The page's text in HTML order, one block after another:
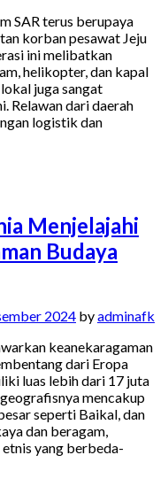
SAR terus berupaya
korban pesawat Jeju
ini melibatkan
helikopter, dan kapal
juga sangat
Relawan dari daerah
logistik dan
Menjelajahi
Budaya
2024 byadminafk
keanekaragaman
dari Eropa
luas lebih dari 17 juta
mencakup
seperti Baikal, dan
dan beragam,
yang berbeda-